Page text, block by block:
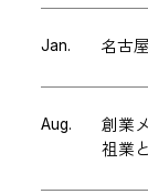
Jan. 名古
Aug.
創業
祖業